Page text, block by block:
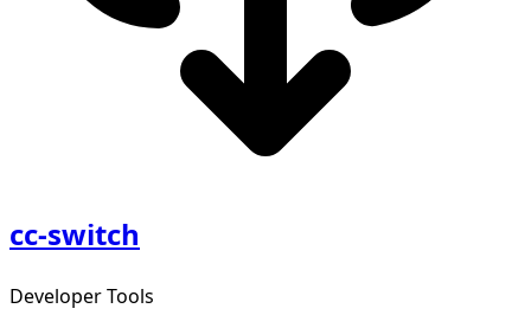
cc-switch
Developer Tools